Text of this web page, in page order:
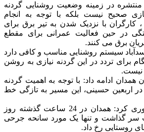
در زمینه وضعیت روشنایی گردنه
صحیح نیست بلکه با توجه به انجام
کارگران با نزدیک شدن به تیر برق برای
در حین فعالیت عمرانی برای مقطع
برق می کنند.
سیستم روشنایی مناسب و کافی دارد
برای تردد در این گردنه نیازی به روشن
نیست.
همدان ادامه داد: با توجه به اهمیت گردنه
در اربعین حسینی، این مسیر به تازگی خط
سرهنگ اسماعیلی یادآوری کرد: همدان در 24 ساعت گذشته روز
سر گذاشت و تنها یک مورد سانحه جرحی
روستایی رخ داد.